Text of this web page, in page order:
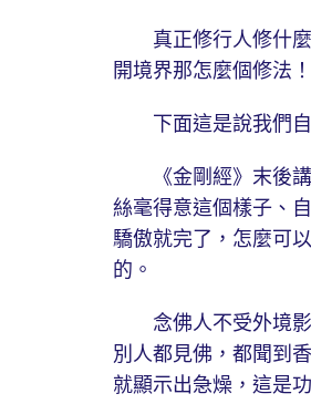
真正修行人修什麼
開境界那怎麼個修法！
下面這是說我們自
《金剛經》末後講
絲毫得意這個樣子、
驕傲就完了，怎麼可
的。
念佛人不受外境影
別人都見佛，都聞到
就顯示出急燥，這是